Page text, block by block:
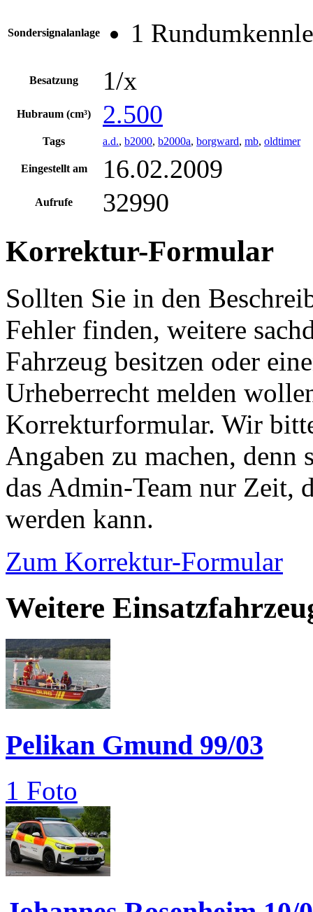
Sondersignalanlage 1
Besatzung 1/x
Hubraum (cm³) 2.500
Tags a.d., b2000, b2000a, borgward, mb, oldtimer
Eingestellt am 16.02.2009
Aufrufe 32990
Korrektur-Formular
Sollten Sie in den
Fehler finden, weitere
Fahrzeug besitzen oder
Urheberrecht melden
Korrekturformular. Wir
Angaben zu machen,
das Admin-Team nur Zeit,
werden kann.
Zum Korrektur-Formular
Weitere
Pelikan Gmund 99/03
1 Foto